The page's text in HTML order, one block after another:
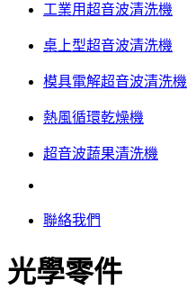
工業用超音波清洗機
桌上型超音波清洗機
模具電解超音波清洗機
熱風循環乾燥機
超音波蔬果清洗機
聯絡我們
光學零件